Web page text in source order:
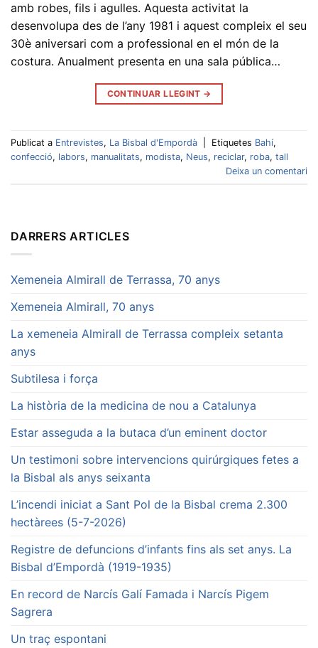
amb robes, fils i agulles. Aquesta activitat la
desenvolupa des de l’any 1981 i aquest compleix el seu
30è aniversari com a professional en el món de la
costura. Anualment presenta en una sala pública…
CONTINUAR LLEGINT →
Publicat a Entrevistes, La Bisbal d'Empordà Etiquetes Bahí,
confecció, labors, manualitats, modista, Neus, reciclar, roba, tall
Deixa un comentari
DARRERS ARTICLES
Xemeneia Almirall de Terrassa, 70 anys
Xemeneia Almirall, 70 anys
La xemeneia Almirall de Terrassa compleix setanta
anys
Subtilesa i força
La història de la medicina de nou a Catalunya
Estar asseguda a la butaca d’un eminent doctor
Un testimoni sobre intervencions quirúrgiques fetes a
la Bisbal als anys seixanta
L’incendi iniciat a Sant Pol de la Bisbal crema 2.300
hectàrees (5-7-2026)
Registre de defuncions d’infants fins als set anys. La
Bisbal d’Empordà (1919-1935)
En record de Narcís Galí Famada i Narcís Pigem
Sagrera
Un traç espontani